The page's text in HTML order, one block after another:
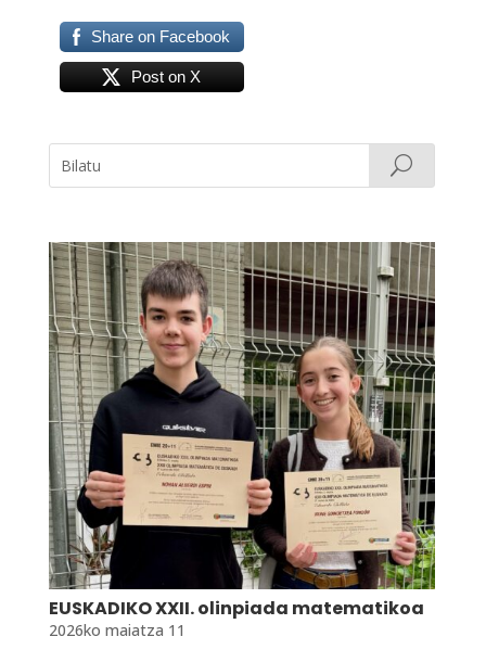
Share on Facebook
Post on X
EUSKADIKO XXII. olinpiada matematikoa
2026ko maiatza 11